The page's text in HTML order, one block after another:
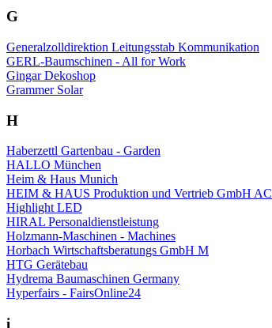
G
Generalzolldirektion Leitungsstab Kommunikation
GERL-Baumschinen - All for Work
Gingar Dekoshop
Grammer Solar
H
Haberzettl Gartenbau - Garden
HALLO München
Heim & Haus Munich
HEIM & HAUS Produktion und Vertrieb GmbH AC
Highlight LED
HIRAL Personaldienstleistung
Holzmann-Maschinen - Machines
Horbach Wirtschaftsberatungs GmbH M
HTG Gerätebau
Hydrema Baumaschinen Germany
Hyperfairs - FairsOnline24
i